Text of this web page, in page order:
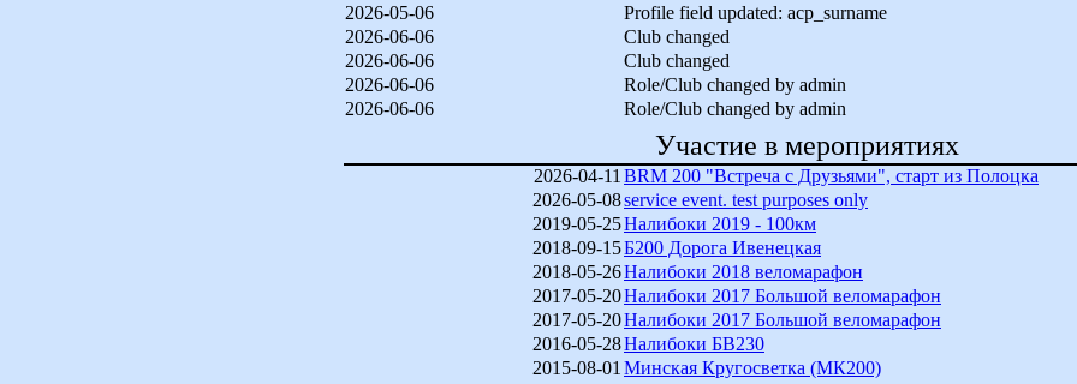
2026-05-06
Profile field updated: acp_surname
2026-06-06
Club changed
2026-06-06
Club changed
2026-06-06
Role/Club changed by admin
2026-06-06
Role/Club changed by admin
Участие в мероприятиях
2026-04-11 BRM 200 "Встреча с Друзьями", старт из Полоцка
2026-05-08service event. test purposes only
2019-05-25Налибоки 2019 - 100км
2018-09-15Б200 Дорога Ивенецкая
2018-05-26Налибоки 2018 веломарафон
2017-05-20Налибоки 2017 Большой веломарафон
2017-05-20Налибоки 2017 Большой веломарафон
2016-05-28Налибоки БВ230
2015-08-01 Минская Кругосветка (МК200)